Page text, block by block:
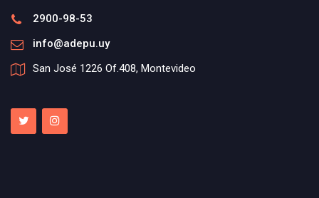
2900-98-53
info@adepu.uy
San José 1226 Of.408, Montevideo